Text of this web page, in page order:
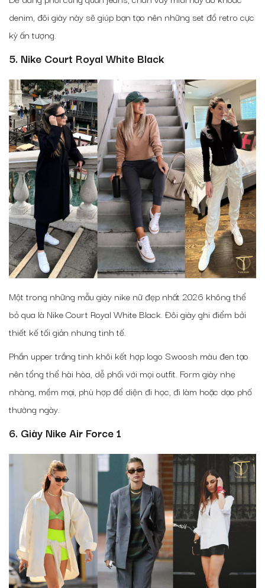
denim, đôi giày này sẽ giúp bạn tạo nên những set đồ retro cực
kỳ ấn tượng.
5. Nike Court Royal White Black
Một trong những mẫu giày nike nữ đẹp nhất 2026 không thể
bỏ qua là Nike Court Royal White Black. Đôi giày ghi điểm bởi
thiết kế tối giản nhưng tinh tế.
Phần upper trắng tinh khôi kết hợp logo Swoosh màu đen tạo
nên tổng thể hài hòa, dễ phối với mọi outfit. Form giày nhẹ
nhàng, mềm mại, phù hợp để diện đi học, đi làm hoặc dạo phố
thường ngày.
6. Giày Nike Air Force 1